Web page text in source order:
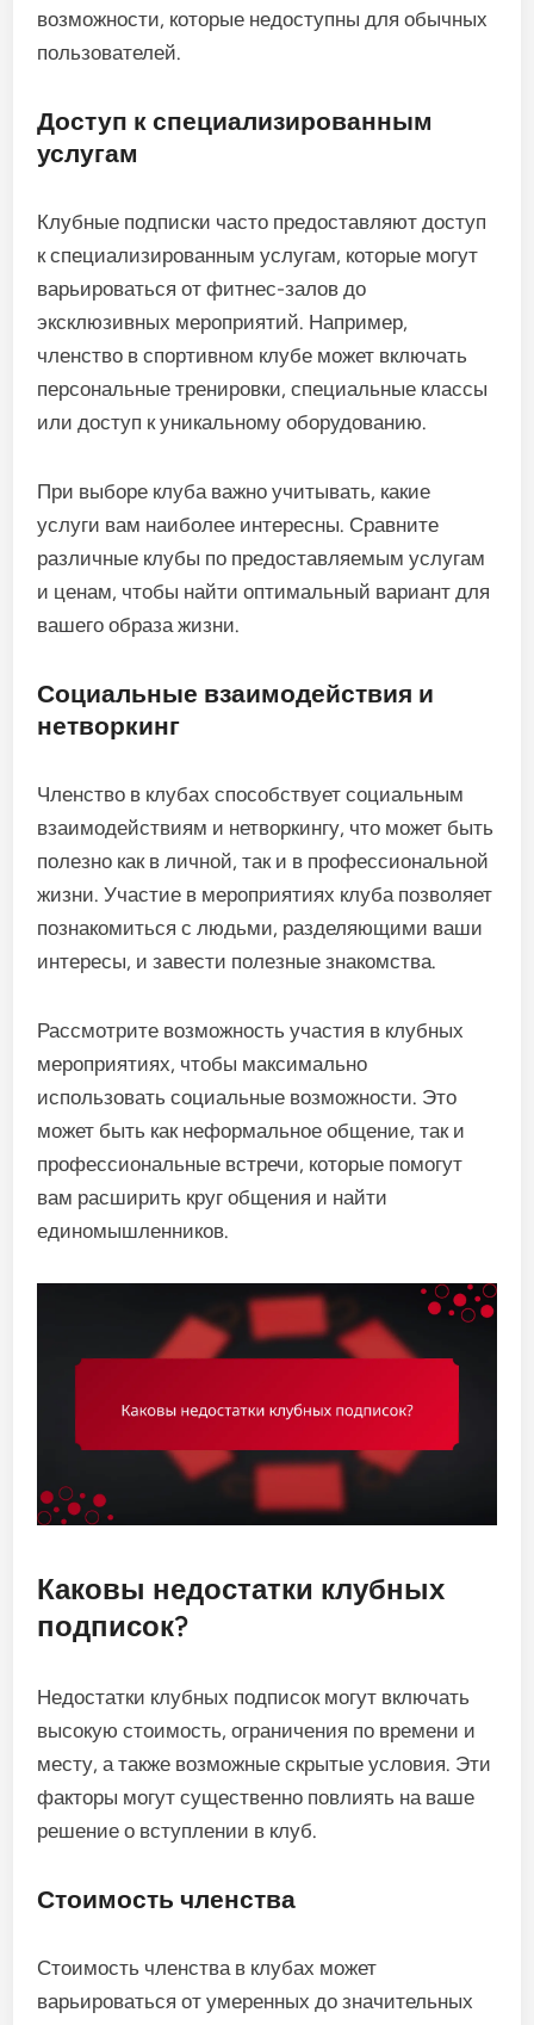
возможности, которые недоступны для обычных
пользователей.
Доступ к специализированным
услугам
Клубные подписки часто предоставляют доступ
к специализированным услугам, которые могут
варьироваться от фитнес-залов до
эксклюзивных мероприятий. Например,
членство в спортивном клубе может включать
персональные тренировки, специальные классы
или доступ к уникальному оборудованию.
При выборе клуба важно учитывать, какие
услуги вам наиболее интересны. Сравните
различные клубы по предоставляемым услугам
и ценам, чтобы найти оптимальный вариант для
вашего образа жизни.
Социальные взаимодействия и
нетворкинг
Членство в клубах способствует социальным
взаимодействиям и нетворкингу, что может быть
полезно как в личной, так и в профессиональной
жизни. Участие в мероприятиях клуба позволяет
познакомиться с людьми, разделяющими ваши
интересы, и завести полезные знакомства.
Рассмотрите возможность участия в клубных
мероприятиях, чтобы максимально
использовать социальные возможности. Это
может быть как неформальное общение, так и
профессиональные встречи, которые помогут
вам расширить круг общения и найти
единомышленников.
Каковы недостатки клубных
подписок?
Недостатки клубных подписок могут включать
высокую стоимость, ограничения по времени и
месту, а также возможные скрытые условия. Эти
факторы могут существенно повлиять на ваше
решение о вступлении в клуб.
Стоимость членства
Стоимость членства в клубах может
варьироваться от умеренных до значительных